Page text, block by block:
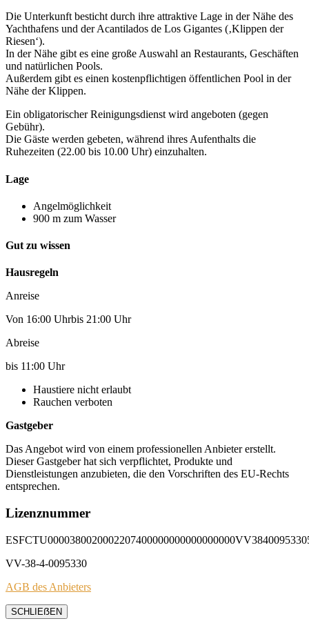
Die Unterkunft besticht durch ihre attraktive Lage in der Nähe des
Yachthafens und der Acantilados de Los Gigantes (‚Klippen der
Riesen‘).
In der Nähe gibt es eine große Auswahl an Restaurants, Geschäften
und natürlichen Pools.
Außerdem gibt es einen kostenpflichtigen öffentlichen Pool in der
Nähe der Klippen.
Ein obligatorischer Reinigungsdienst wird angeboten (gegen
Gebühr).
Die Gäste werden gebeten, während ihres Aufenthalts die
Ruhezeiten (22.00 bis 10.00 Uhr) einzuhalten.
Lage
Angelmöglichkeit
900 m zum Wasser
Gut zu wissen
Hausregeln
Anreise
Von 16:00 Uhrbis 21:00 Uhr
Abreise
bis 11:00 Uhr
Haustiere nicht erlaubt
Rauchen verboten
Gastgeber
Das Angebot wird von einem professionellen Anbieter erstellt.
Dieser Gastgeber hat sich verpflichtet, Produkte und
Dienstleistungen anzubieten, die den Vorschriften des EU-Rechts
entsprechen.
Lizenznummer
VV-38-4-0095330
AGB des Anbieters
SCHLIEẞEN